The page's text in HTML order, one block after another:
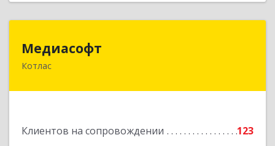
Медиасофт
Котлас
Клиентов на сопровождении
123